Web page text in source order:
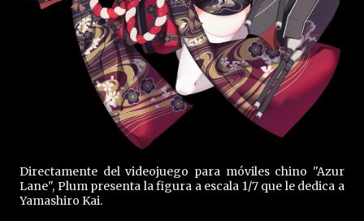
Directamente del videojuego para móviles chino "Azur
Lane", Plum presenta la figura a escala 1/7 que le dedica a
Yamashiro Kai.